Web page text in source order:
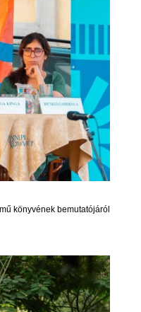
könyvének bemutatójáról